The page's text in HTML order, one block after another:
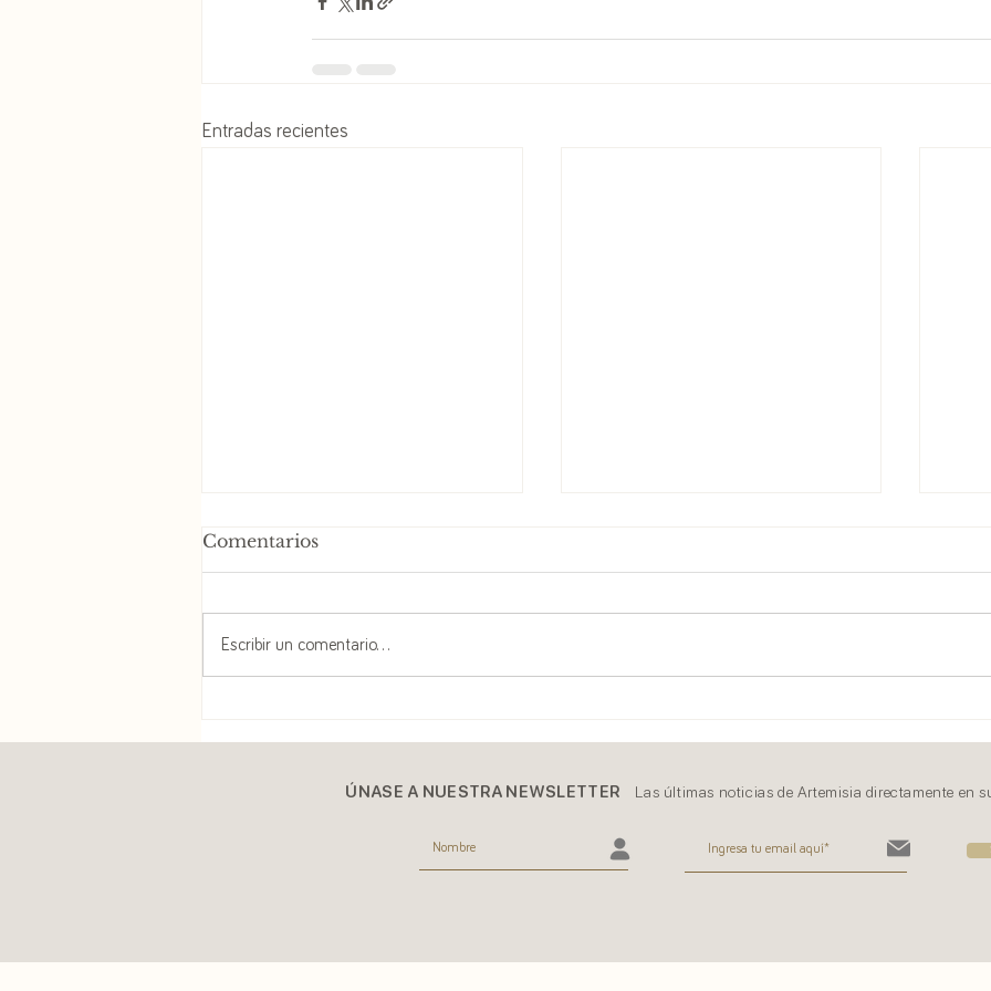
Entradas recientes
Comentarios
Escribir un comentario...
ÚNASE A NUESTRA NEWSLETTER Las últimas noticias de Artemisia directamente en